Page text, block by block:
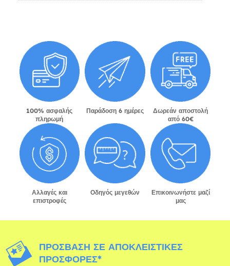
100% ασφαλής
πληρωμή
Παράδοση 6 ημέρες
Δωρεάν αποστολή
από 60€
Αλλαγές και
επιστροφές
Οδηγός μεγεθών
Επικοινωνήστε μαζί
μας
ΠΡΌΣΒΑΣΗ ΣΕ ΑΠΟΚΛΕΙΣΤΙΚΈΣ
ΠΡΟΣΦΟΡΈΣ*